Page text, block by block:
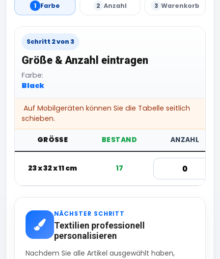
1 Farbe 2 Anzahl 3 Warenkorb
Schritt 2 von 3
Größe & Anzahl eintragen
Farbe:
Black
Auf Mobilgeräten können Sie die Tabelle seitlich
schieben.
GRÖSSE BESTAND ANZAHL
23 x 32 x 11 cm 17
NÄCHSTER SCHRITT
Textilien professionell
personalisieren
Nachdem Sie alle Artikel ausgewählt haben,